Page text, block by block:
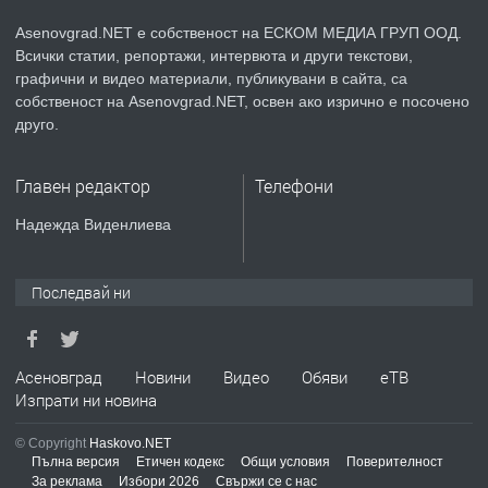
преди 2 години
ПРЕДЛАГА
преди 3 години
Кутии с подаръци
Asenovgrad.NET е собственост на ЕСКОМ МЕДИА ГРУП ООД.
Всички статии, репортажи, интервюта и други текстови,
графични и видео материали, публикувани в сайта, са
собственост на Asenovgrad.NET, освен ако изрично е посочено
друго.
Главен редактор
Надежда Виденлиева
Телефони
Последвай ни
Асеновград Новини Видео Обяви
еТВ
Изпрати ни новина
© Copyright Haskovo.NET
Пълна версия
Етичен кодекс Общи условия
Поверителност
За реклама
Избори 2026 Свържи се с нас